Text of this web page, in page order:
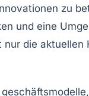
zu
und eine
die